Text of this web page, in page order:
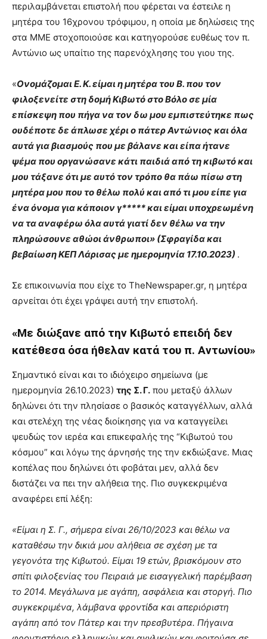
περιλαμβάνεται επιστολή που φέρεται να έστειλε η
μητέρα του 16χρονου τρόφιμου, η οποία με δηλώσεις της
στα ΜΜΕ στοχοποιούσε και κατηγορούσε ευθέως τον π.
Αντώνιο ως υπαίτιο της παρενόχλησης του γιου της.
«Ονομάζομαι Ε. Κ. είμαι η μητέρα του Β. που τον
φιλοξενείτε στη δομή Κιβωτό στο Βόλο σε μία
επίσκεψη που πήγα να τον δω μου εμπιστεύτηκε πως
ουδέποτε δε άπλωσε χέρι ο πάτερ Αντώνιος και όλα
αυτά για βιασμούς που με βάλανε και είπα ήτανε
ψέμα που οργανώσανε κάτι παιδιά από τη κιβωτό και
μου τάξανε ότι με αυτό τον τρόπο θα πάω πίσω στη
μητέρα μου που το θέλω πολύ και από τι μου είπε για
ένα όνομα για κάποιον γ***** και είμαι υποχρεωμένη
να τα αναφέρω όλα αυτά γιατί δεν θέλω να την
πληρώσουνε αθώοι άνθρωποι» (Σφραγίδα και
βεβαίωση ΚΕΠ Λάρισας με ημερομηνία 17.10.2023) .
Σε επικοινωνία που είχε το TheNewspaper.gr, η μητέρα
αρνείται ότι έχει γράψει αυτή την επιστολή.
«Με διώξανε από την Κιβωτό επειδή δεν
κατέθεσα όσα ήθελαν κατά του π. Αντωνίου»
Σημαντικό είναι και το ιδιόχειρο σημείωνα (με
ημερομηνία 26.10.2023) της Σ. Γ. που μεταξύ άλλων
δηλώνει ότι την πλησίασε ο βασικός καταγγέλλων, αλλά
και στελέχη της νέας διοίκησης για να καταγγείλει
ψευδώς τον ιερέα και επικεφαλής της “Κιβωτού του
κόσμου” και λόγω της άρνησής της την εκδιώξανε. Μιας
κοπέλας που δηλώνει ότι φοβάται μεν, αλλά δεν
διστάζει να πει την αλήθεια της. Πιο συγκεκριμένα
αναφέρει επί λέξη:
«Είμαι η Σ. Γ., σήμερα είναι 26/10/2023 και θέλω να
καταθέσω την δικιά μου αλήθεια σε σχέση με τα
γεγονότα της Κιβωτού. Είμαι 19 ετών, βρισκόμουν στο
σπίτι φιλοξενίας του Πειραιά με εισαγγελική παρέμβαση
το 2014. Μεγάλωνα με αγάπη, ασφάλεια και στοργή. Πιο
συγκεκριμένα, λάμβανα φροντίδα και απεριόριστη
αγάπη από τον Πάτερ και την πρεσβυτέρα. Πήγαινα